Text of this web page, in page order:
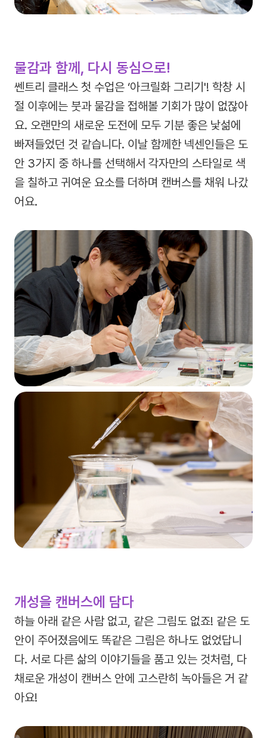
물감과 함께, 다시 동심으로!
쎈트리 클래스 첫 수업은 ‘아크릴화 그리기'! 학창 시
절 이후에는 붓과 물감을 접해볼 기회가 많이 없잖아
요. 오랜만의 새로운 도전에 모두 기분 좋은 낯섦에
빠져들었던 것 같습니다. 이날 함께한 넥센인들은 도
안 3가지 중 하나를 선택해서 각자만의 스타일로 색
을 칠하고 귀여운 요소를 더하며 캔버스를 채워 나갔
어요.
개성을 캔버스에 담다
하늘 아래 같은 사람 없고, 같은 그림도 없죠! 같은 도
안이 주어졌음에도 똑같은 그림은 하나도 없었답니
다. 서로 다른 삶의 이야기들을 품고 있는 것처럼, 다
채로운 개성이 캔버스 안에 고스란히 녹아들은 거 같
아요!